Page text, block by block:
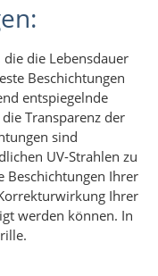
die die Lebensdauer
Beschichtungen
entspiegelnde
Transparenz der
sind
UV-Strahlen zu
Beschichtungen Ihrer
Ihrer
werden können. In